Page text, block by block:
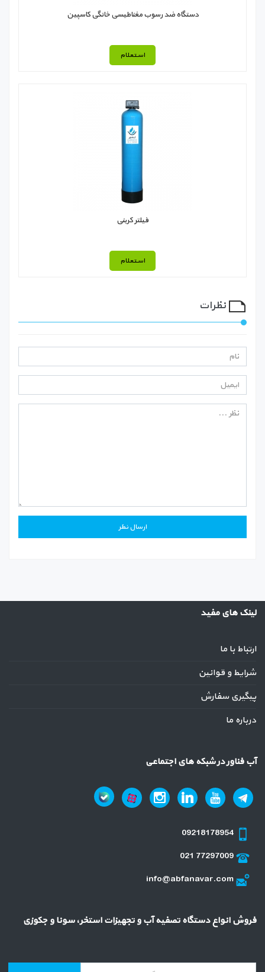
دستگاه ضد رسوب مغناطیسی خانگی کاسپین
استعلام
فیلتر کربنی
استعلام
نظرات
لینک های مفید
ارتباط با ما
شرایط و قوانین
پیگیری سفارش
درباره ما
آب فناور در شبکه های اجتماعی
09218178954
021 77297009
info@abfanavar.com
فروش انواع دستگاه تصفیه آب و تجهیزات استخر، سونا و جکوزی